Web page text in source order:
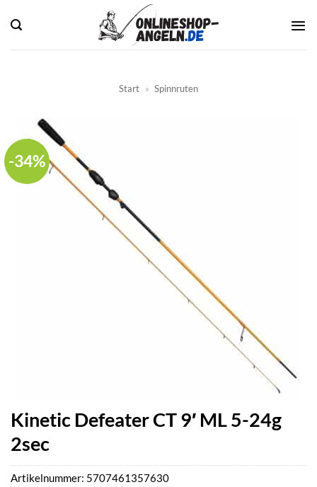
Inhalt
springen
Start » Spinnruten
-34%
Kinetic Defeater CT 9′ ML 5-24g
2sec
Artikelnummer: 5707461357630